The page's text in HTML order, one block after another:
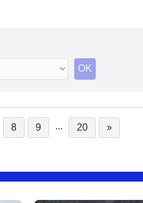
OK
8 9 ... 20 »